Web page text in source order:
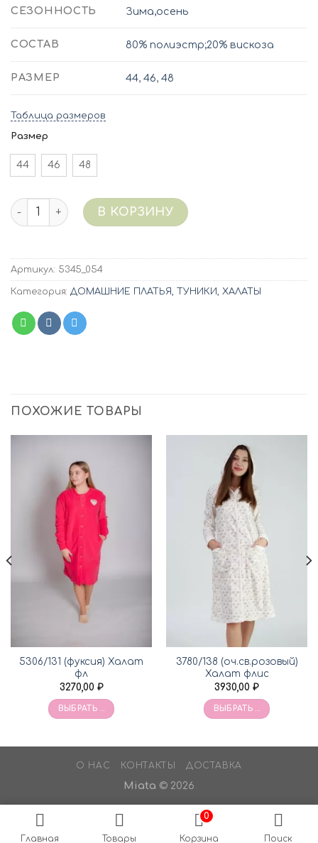
СЕЗОННОСТЬ Зима,осень
СОСТАВ 80% полиэстр;20% вискоза
РАЗМЕР 44,46,48
Таблица размеров
Размер
44 46 48
Количество 5345/054 (серый) Халат флис
В КОРЗИНУ
Артикул: 5345_054
Категория: ДОМАШНИЕ ПЛАТЬЯ, ТУНИКИ, ХАЛАТЫ
ПОХОЖИЕ ТОВАРЫ
5306/131 (фуксия) Халат
фл
3270,00 ₽
ВЫБРАТЬ ...
3780/138 (оч.св.розовый)
Халат флис
3930,00 ₽
ВЫБРАТЬ ...
О НАС КОНТАКТЫ ДОСТАВКА
Miata © 2026
Главная Товары
0
Корзина Поиск